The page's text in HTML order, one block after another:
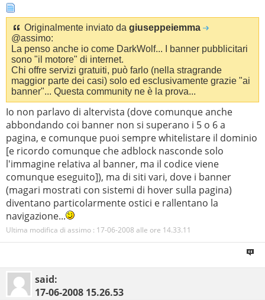
Originalmente inviato da giuseppeiemma
@assimo:
La penso anche io come DarkWolf... I banner pubblicitari
sono "il motore" di internet.
Chi offre servizi gratuiti, può farlo (nella stragrande
maggior parte dei casi) solo ed esclusivamente grazie "ai
banner"... Questa community ne è la prova...
Io non parlavo di altervista (dove comunque anche
abbondando coi banner non si superano i 5 o 6 a
pagina, e comunque puoi sempre whitelistare il dominio
[e ricordo comunque che adblock nasconde solo
l'immagine relativa al banner, ma il codice viene
comunque eseguito]), ma di siti vari, dove i banner
(magari mostrati con sistemi di hover sulla pagina)
diventano particolarmente ostici e rallentano la
navigazione...
Ultima modifica di assimo : 17-06-2008 alle ore 14.33.11
said:
17-06-2008 15.26.53